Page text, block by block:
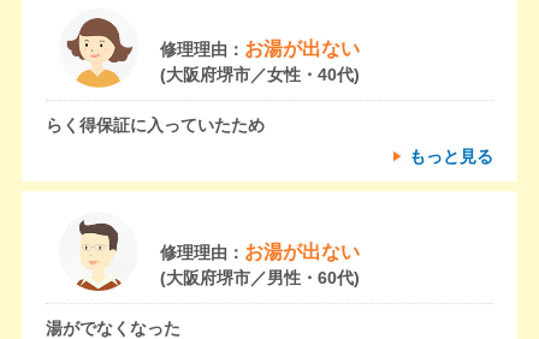
修理理由： お湯が出ない
(大阪府堺市／女性・40代)
らく得保証に入っていたため
もっと見る
修理理由： お湯が出ない
(大阪府堺市／男性・60代)
湯がでなくなった